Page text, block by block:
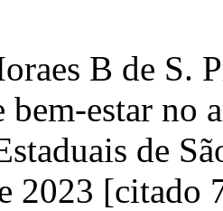
B de S.
bem-estar no
de
2023 [citado